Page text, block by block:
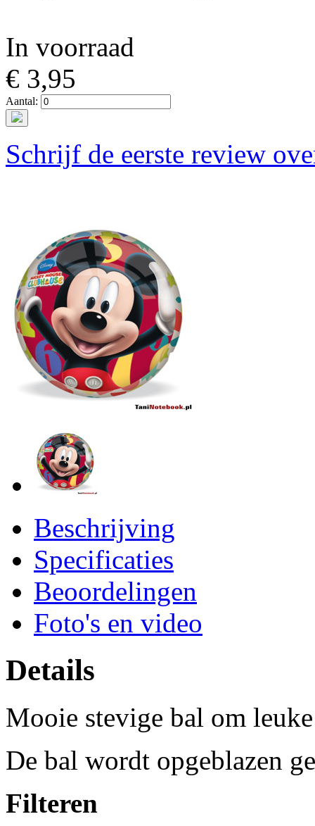
In voorraad
€ 3,95
Aantal:
Schrijf de eerste review
Beschrijving
Specificaties
Beoordelingen
Foto's en video
Details
Mooie stevige bal om
De bal wordt opgeblazen
Filteren